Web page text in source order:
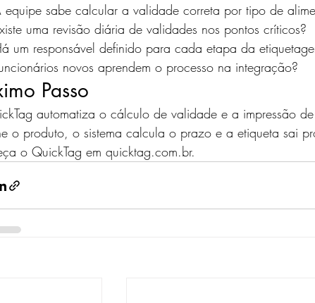
equipe sabe calcular a validade correta por tipo de
uma revisão diária de validades nos pontos críticos?
um responsável definido para cada etapa da
novos aprendem o processo na integração?
Passo
automatiza o cálculo de validade e a impressão
o produto, o sistema calcula o prazo e a etiqueta sai
o QuickTag em quicktag.com.br.